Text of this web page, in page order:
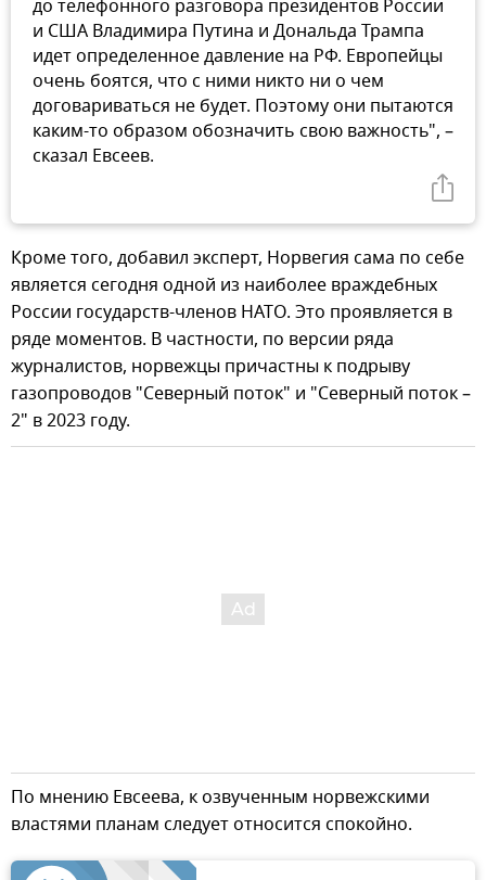
до телефонного разговора президентов России
и США Владимира Путина и Дональда Трампа
идет определенное давление на РФ. Европейцы
очень боятся, что с ними никто ни о чем
договариваться не будет. Поэтому они пытаются
каким-то образом обозначить свою важность", –
сказал Евсеев.
Кроме того, добавил эксперт, Норвегия сама по себе
является сегодня одной из наиболее враждебных
России государств-членов НАТО. Это проявляется в
ряде моментов. В частности, по версии ряда
журналистов, норвежцы причастны к подрыву
газопроводов "Северный поток" и "Северный поток –
2" в 2023 году.
По мнению Евсеева, к озвученным норвежскими
властями планам следует относится спокойно.